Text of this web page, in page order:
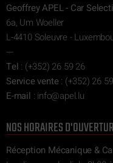
Geoffrey APEL - Car
6a, Um Woeller
L-4410 Soleuvre -
---
Tel : (+352) 26 59 26
Service vente: (+352) 26
E-mail : ul.l
epa@of
ni
NOS HORAIRES
Réception Mécanique &